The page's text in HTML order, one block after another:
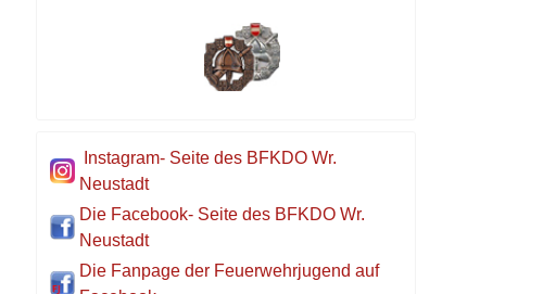
Instagram- Seite des BFKDO Wr.
Neustadt
Die Facebook- Seite des BFKDO Wr.
Neustadt
Die Fanpage der Feuerwehrjugend auf